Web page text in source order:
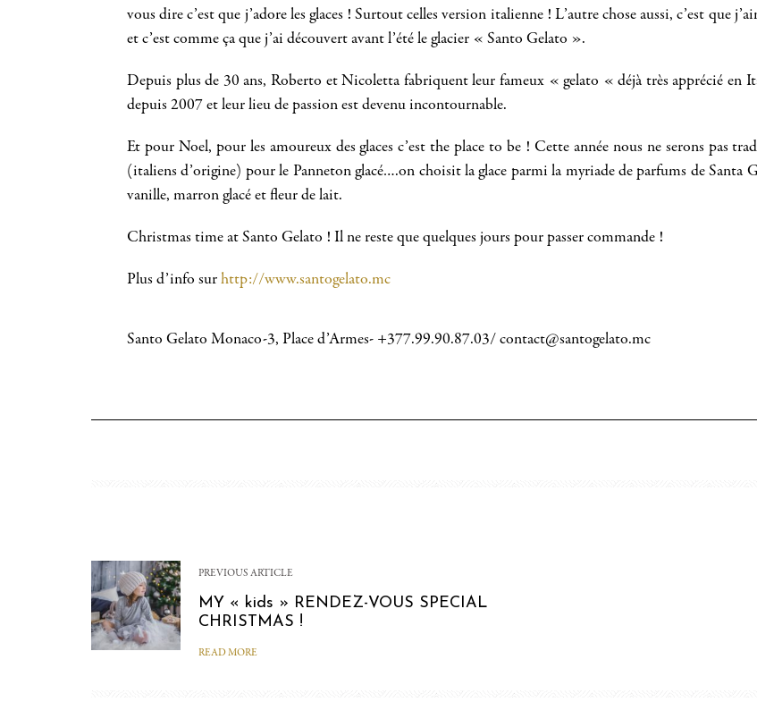
vous dire c’est que j’adore les glaces ! Surtout celles version italienne ! L’autre chose aussi, c’est que
et c’est comme ça que j’ai découvert avant l’été le glacier « Santo Gelato ».
Depuis plus de 30 ans, Roberto et Nicoletta fabriquent leur fameux « gelato « déjà très apprécié en
depuis 2007 et leur lieu de passion est devenu incontournable.
Et pour Noel, pour les amoureux des glaces c’est the place to be ! Cette année nous ne serons pas
(italiens d’origine) pour le Panneton glacé….on choisit la glace parmi la myriade de parfums de Santa
vanille, marron glacé et fleur de lait.
Christmas time at Santo Gelato ! Il ne reste que quelques jours pour passer commande !
Plus d’info sur http://www.santogelato.mc
Santo Gelato Monaco-3, Place d’Armes- +377.99.90.87.03/ contact@santogelato.mc
PREVIOUS ARTICLE
MY « kids » RENDEZ-VOUS SPECIAL
CHRISTMAS !
READ MORE